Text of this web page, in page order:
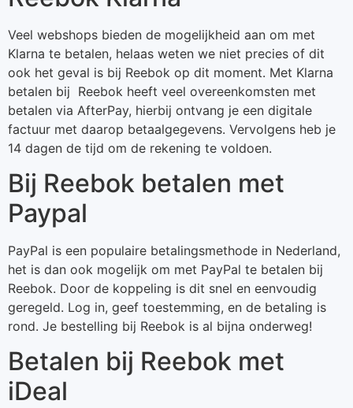
Veel webshops bieden de mogelijkheid aan om met
Klarna te betalen, helaas weten we niet precies of dit
ook het geval is bij Reebok op dit moment. Met Klarna
betalen bij Reebok heeft veel overeenkomsten met
betalen via AfterPay, hierbij ontvang je een digitale
factuur met daarop betaalgegevens. Vervolgens heb je
14 dagen de tijd om de rekening te voldoen.
Bij Reebok betalen met
Paypal
PayPal is een populaire betalingsmethode in Nederland,
het is dan ook mogelijk om met PayPal te betalen bij
Reebok. Door de koppeling is dit snel en eenvoudig
geregeld. Log in, geef toestemming, en de betaling is
rond. Je bestelling bij Reebok is al bijna onderweg!
Betalen bij Reebok met
iDeal